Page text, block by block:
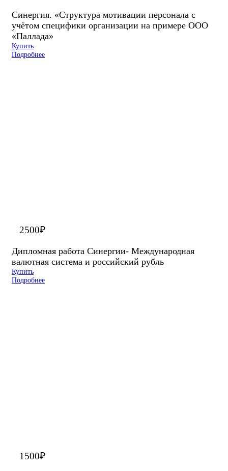
Синергия. «Структура мотивации персонала с
учётом специфики организации на примере ООО
«Паллада»
Купить
Подробнее
2500₽
Дипломная работа Синергии- Международная
валютная система и российский рубль
Купить
Подробнее
1500₽